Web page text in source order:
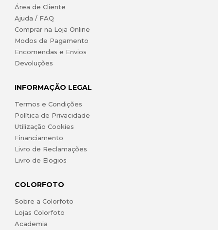
Área de Cliente
Ajuda / FAQ
Comprar na Loja Online
Modos de Pagamento
Encomendas e Envios
Devoluções
INFORMAÇÃO LEGAL
Termos e Condições
Política de Privacidade
Utilização Cookies
Financiamento
Livro de Reclamações
Livro de Elogios
COLORFOTO
Sobre a Colorfoto
Lojas Colorfoto
Academia